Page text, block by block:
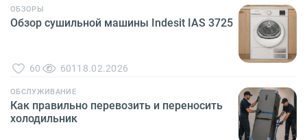
ОБЗОРЫ
Обзор сушильной машины Indesit IAS 3725
60 601 18.02.2026
ОБСЛУЖИВАНИЕ
Как правильно перевозить и переносить
холодильник